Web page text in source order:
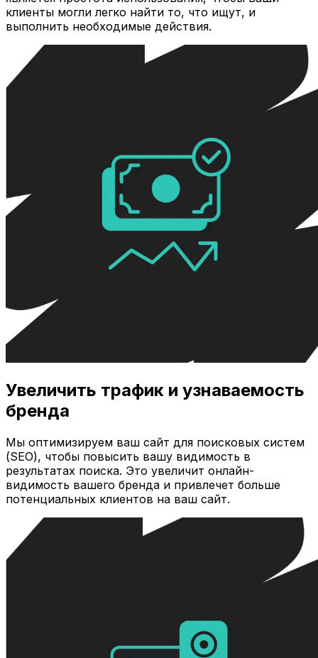
клиенты могли легко найти то, что ищут, и
выполнить необходимые действия.
Увеличить трафик и узнаваемость
бренда
Мы оптимизируем ваш сайт для поисковых систем
(SEO), чтобы повысить вашу видимость в
результатах поиска. Это увеличит онлайн-
видимость вашего бренда и привлечет больше
потенциальных клиентов на ваш сайт.